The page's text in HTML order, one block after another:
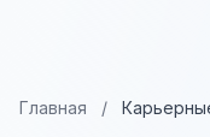
Главная /